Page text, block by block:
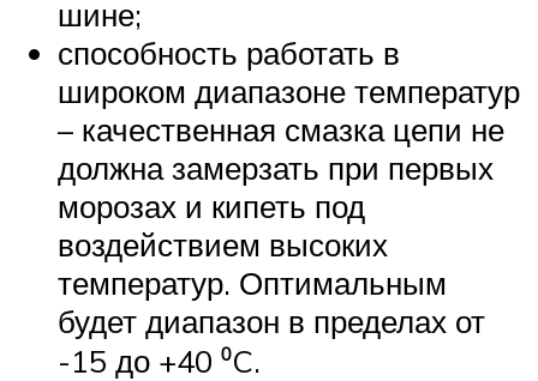
шине;
способность работать в
широком диапазоне температур
– качественная смазка цепи не
должна замерзать при первых
морозах и кипеть под
воздействием высоких
температур. Оптимальным
будет диапазон в пределах от
-15 до +40 ⁰C.